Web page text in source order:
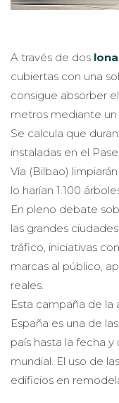
A través de dos
cubiertas con una
consigue absorber
metros mediante
Se calcula que
instaladas en el
Vía (Bilbao)
lo harían 1.100
En pleno debate
las grandes
tráfico, iniciativas
marcas al público,
reales.
Esta campaña de la
España es una de
país hasta la fecha
mundial. El uso de las
edificios en